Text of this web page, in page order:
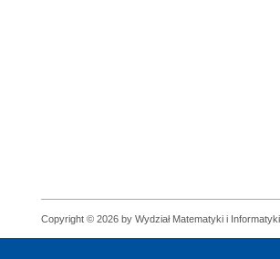
Copyright © 2026 by Wydział Matematyki i